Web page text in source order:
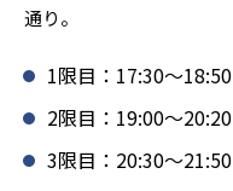
通り。
1限目：17:30〜18:50
2限目：19:00〜20:20
3限目：20:30〜21:50